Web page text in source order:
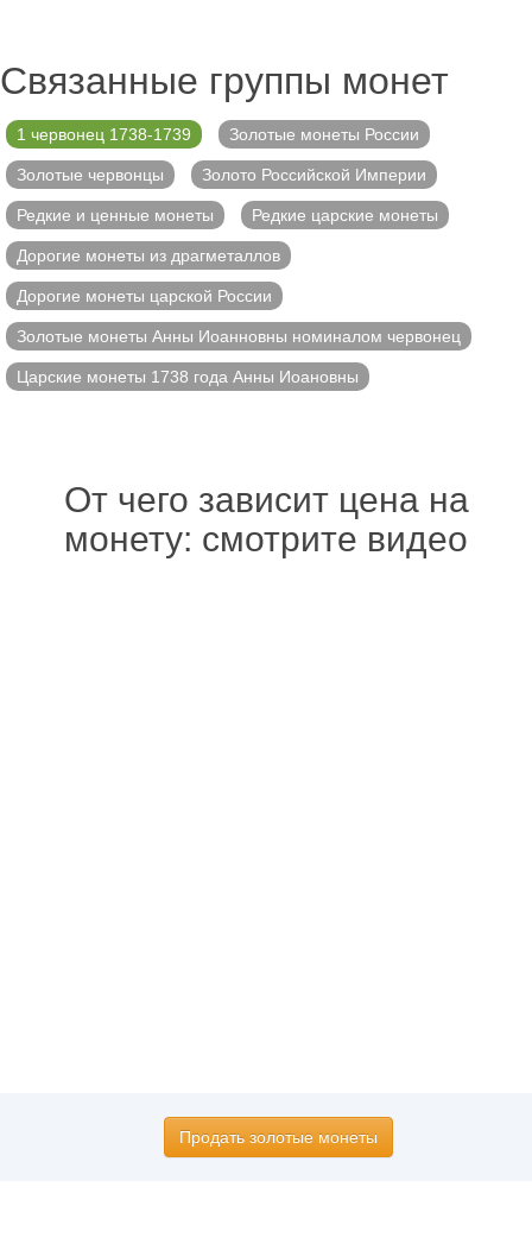
Связанные группы монет
1 червонец 1738-1739 Золотые монеты России
Золотые червонцы Золото Российской Империи
Редкие и ценные монеты Редкие царские монеты
Дорогие монеты из драгметаллов
Дорогие монеты царской России
Золотые монеты Анны Иоанновны номиналом червонец
Царские монеты 1738 года Анны Иоановны
От чего зависит цена на
монету: смотрите видео
Продать золотые монеты